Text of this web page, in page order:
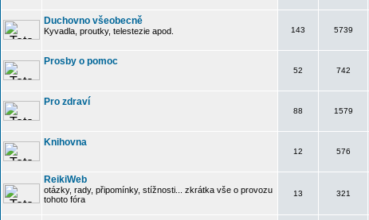
Duchovno všeobecně
Kyvadla, proutky, telestezie apod. 143 5739
Prosby o pomoc
52 742
Pro zdraví
88 1579
Knihovna
12 576
ReikiWeb
otázky, rady, připomínky, stížnosti... zkrátka vše o provozu
tohoto fóra
13 321